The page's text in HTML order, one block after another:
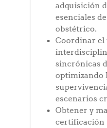
adquisición
esenciales
obstétrico.
Coordinar el
sincrónicas
optimizando
escenarios
Obtener y
certificación